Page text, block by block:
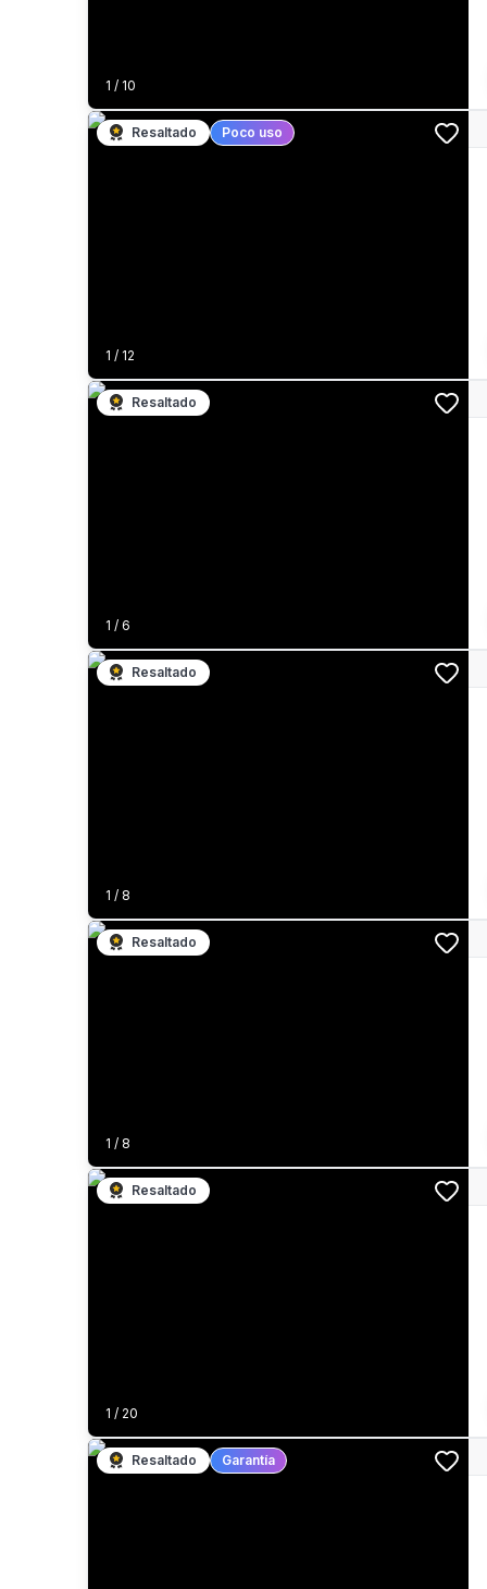
1 / 10
1 / 12
Resaltado Poco uso
1 / 6
Resaltado
1 / 8
Resaltado
1 / 8
Resaltado
1 / 20
Resaltado
Resaltado Garantía